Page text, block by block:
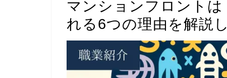
マンションフロント
れる6つの理由を解説